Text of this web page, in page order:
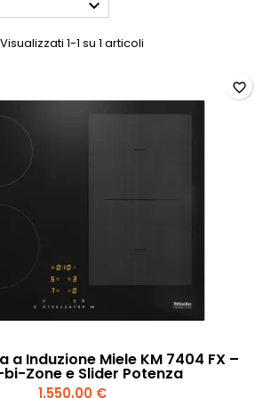

Visualizzati 1-1 su 1 articoli
a Induzione Miele KM 7404 FX –
Zone e Slider Potenza
1.550,00 €
favorite_border